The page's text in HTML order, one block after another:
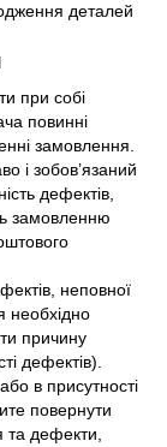
деталей
при собі
повинні
замовлення.
і зобов’язаний
дефектів,
замовленню
неповної
необхідно
причину
дефектів).
в присутності
повернути
дефекти,